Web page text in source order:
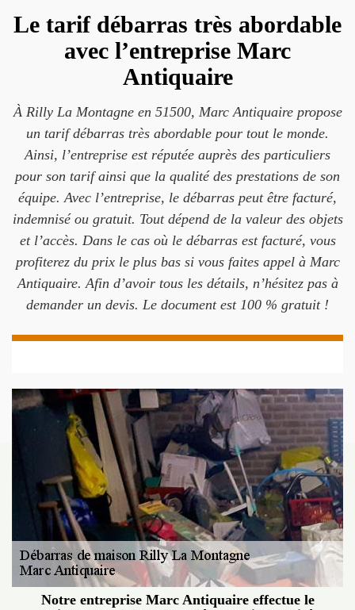
Le tarif débarras très abordable
avec l’entreprise Marc
Antiquaire
À Rilly La Montagne en 51500, Marc Antiquaire propose
un tarif débarras très abordable pour tout le monde.
Ainsi, l’entreprise est réputée auprès des particuliers
pour son tarif ainsi que la qualité des prestations de son
équipe. Avec l’entreprise, le débarras peut être facturé,
indemnisé ou gratuit. Tout dépend de la valeur des objets
et l’accès. Dans le cas où le débarras est facturé, vous
profiterez du prix le plus bas si vous faites appel à Marc
Antiquaire. Afin d’avoir tous les détails, n’hésitez pas à
demander un devis. Le document est 100 % gratuit !
Notre entreprise Marc Antiquaire effectue le